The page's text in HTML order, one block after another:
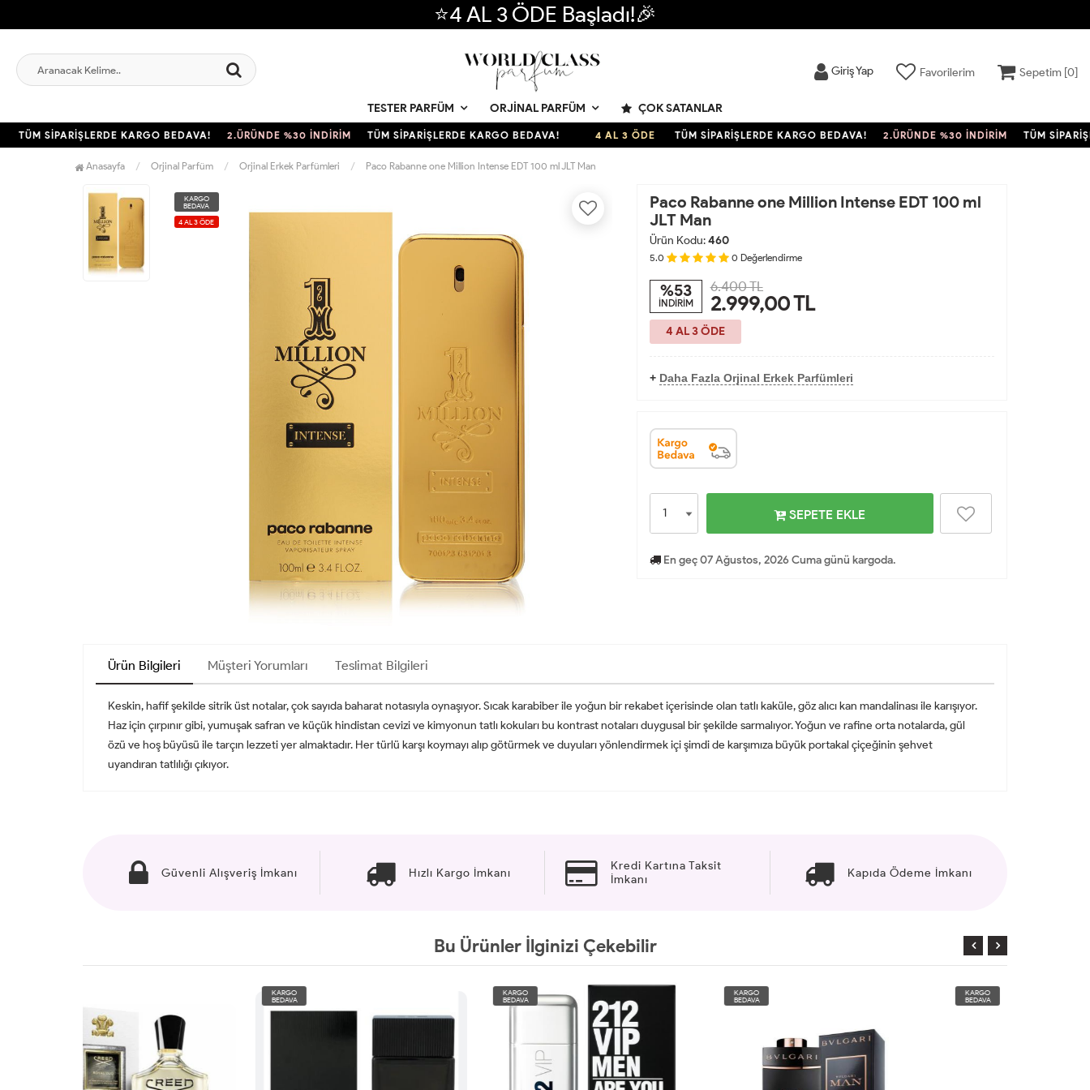
⭐4 AL 3 ÖDE Başladı!🎉
Giriş Yap Favorilerim Sepetim [0]
TESTER PARFÜM ORJINAL PARFÜM ÇOK SATANLAR
SİPARİŞLERDE KARGO BEDAVA! 2.ÜRÜNDE %30 İNDİRİM TÜM SİPARİŞLERDE KARGO BEDAVA! 4 AL 3 ÖDE TÜM SİPARİŞLERDE KARGO BEDAVA! 2.ÜRÜNDE %30 İNDİRİM TÜM
Anasayfa Orjinal Parfüm Orjinal Erkek Parfümleri Paco Rabanne one Million Intense EDT 100 ml JLT Man
KARGO
BEDAVA
4 AL 3 ÖDE
Paco Rabanne one Million Intense EDT 100 ml
JLT Man
Ürün Kodu:460
5.0 0 Değerlendirme
%53
İNDİRİM
6.400 TL
2.999,00TL
4 AL 3 ÖDE
+ Daha Fazla Orjinal Erkek Parfümleri
SEPETE EKLE
En geç 07 Ağustos, 2026 Cuma günü kargoda.
Ürün Bilgileri Müşteri Yorumları Teslimat Bilgileri
Keskin, hafif şekilde sitrik üst notalar, çok sayıda baharat notasıyla oynaşıyor. Sıcak karabiber ile yoğun bir rekabet içerisinde olan tatlı kaküle, göz alıcı kan mandalinası ile karışıyor.
Haz için çırpınır gibi, yumuşak safran ve küçük hindistan cevizi ve kimyonun tatlı kokuları bu kontrast notaları duygusal bir şekilde sarmalıyor. Yoğun ve rafine orta notalarda, gül
özü ve hoş büyüsü ile tarçın lezzeti yer almaktadır. Her türlü karşı koymayı alıp götürmek ve duyuları yönlendirmek içi şimdi de karşımıza büyük portakal çiçeğinin şehvet
uyandıran tatlılığı çıkıyor.
Güvenli Alışveriş İmkanı Hızlı Kargo İmkanı
Kredi Kartına Taksit
İmkanı
Kapıda Ödeme İmkanı
Bu Ürünler İlginizi Çekebilir
BEDAVA